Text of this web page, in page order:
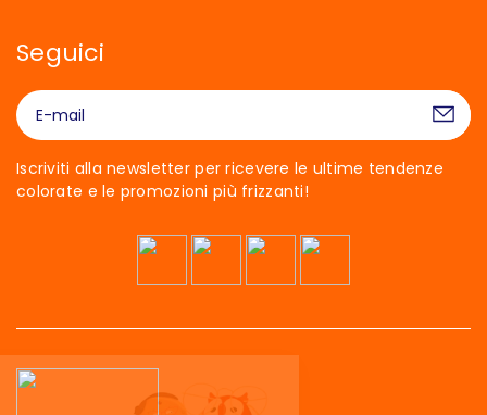
Seguici
Iscriviti alla newsletter per ricevere le ultime tendenze
colorate e le promozioni più frizzanti!
Ciao siamo noi…